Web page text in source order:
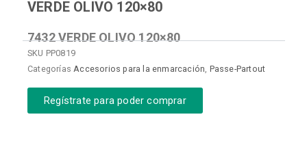
VERDE OLIVO 120×80
7432 VERDE OLIVO 120×80
SKU PP0819
Categorías Accesorios para la enmarcación, Passe-Partout
Regístrate para poder comprar